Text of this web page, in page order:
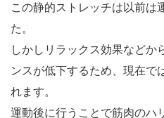
この静的ストレッチは以前は
た。
しかしリラックス効果などか
ンスが低下するため、現在で
れます。
運動後に行うことで筋肉のハ